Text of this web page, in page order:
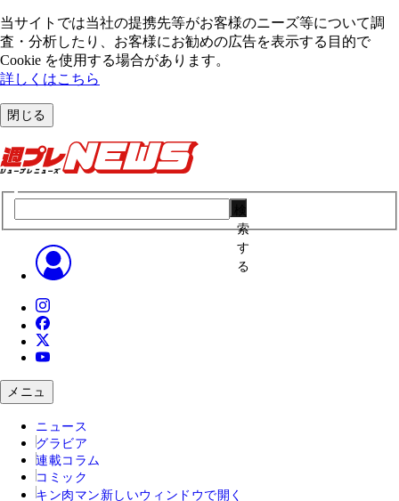
当サイトでは当社の提携先等がお客様のニーズ等について調
査・分析したり、お客様にお勧めの広告を表⽰する⽬的で
Cookie を使⽤する場合があります。
詳しくはこちら
閉じる
索
す
る
メニュ
ニュース
グラビア
連載コラム
コミック
キン肉マン 新しいウィンドウで開く